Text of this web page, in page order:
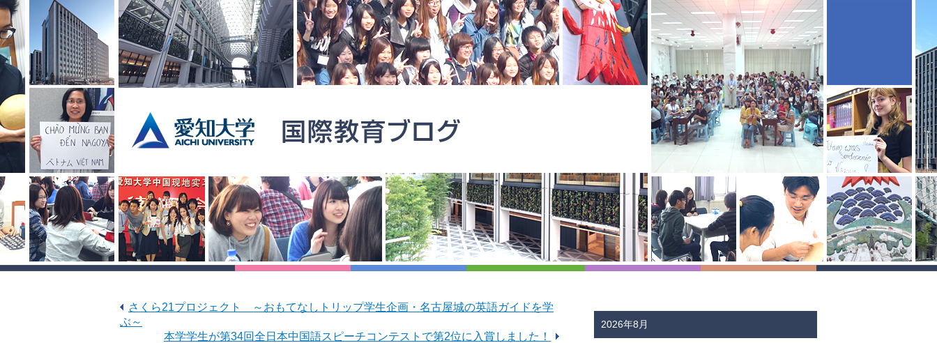
さくら21プロジェクト ～おもてなしトリップ学生企画・名古屋城の英語ガイドを学
ぶ～
本学学生が第34回全日本中国語スピーチコンテストで第2位に入賞しました！
2026年8月